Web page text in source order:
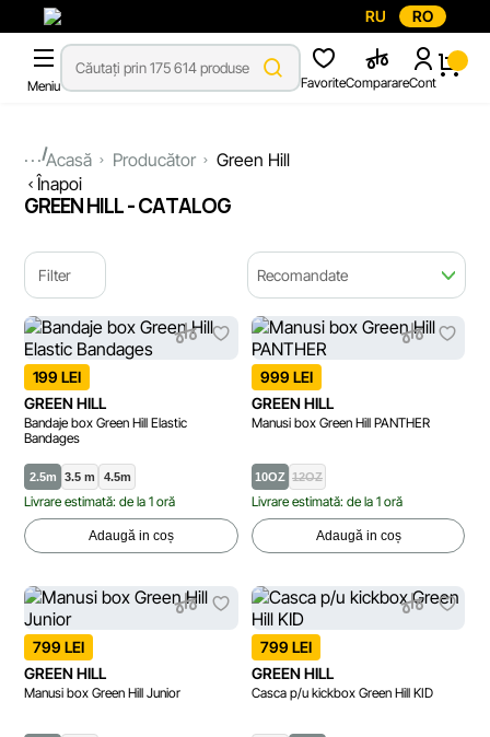
RU RO
Meniu FavoriteComparareCont
...Acasă Producător
Green Hill
Înapoi
GREEN HILL - CATALOG
Filter Recomandate
199 LEI
GREEN HILL
Bandaje box Green Hill Elastic
Bandages
2.5m 3.5 m 4.5m
Livrare estimată: de la 1 oră
Adaugă in coș
999 LEI
GREEN HILL
Manusi box Green Hill PANTHER
10OZ 12OZ
Livrare estimată: de la 1 oră
Adaugă in coș
799 LEI
GREEN HILL
Manusi box Green Hill Junior
799 LEI
GREEN HILL
Casca p/u kickbox Green Hill KID